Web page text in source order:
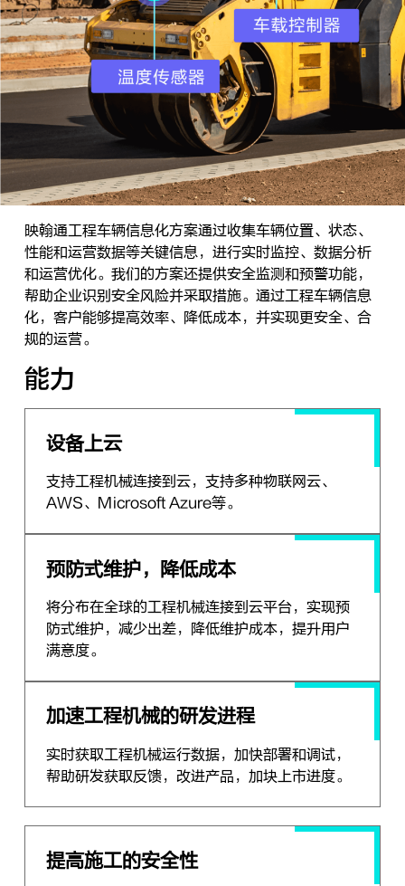
映翰通工程车辆信息化方案通过收集车辆位置、状态、
性能和运营数据等关键信息，进行实时监控、数据分析
和运营优化。我们的方案还提供安全监测和预警功能，
帮助企业识别安全风险并采取措施。通过工程车辆信息
化，客户能够提高效率、降低成本，并实现更安全、合
规的运营。
能力
设备上云
支持工程机械连接到云，支持多种物联网云、
AWS、Microsoft Azure等。
预防式维护，降低成本
将分布在全球的工程机械连接到云平台，实现预
防式维护，减少出差，降低维护成本，提升用户
满意度。
加速工程机械的研发进程
实时获取工程机械运行数据，加快部署和调试，
帮助研发获取反馈，改进产品，加块上市进度。
提高施工的安全性